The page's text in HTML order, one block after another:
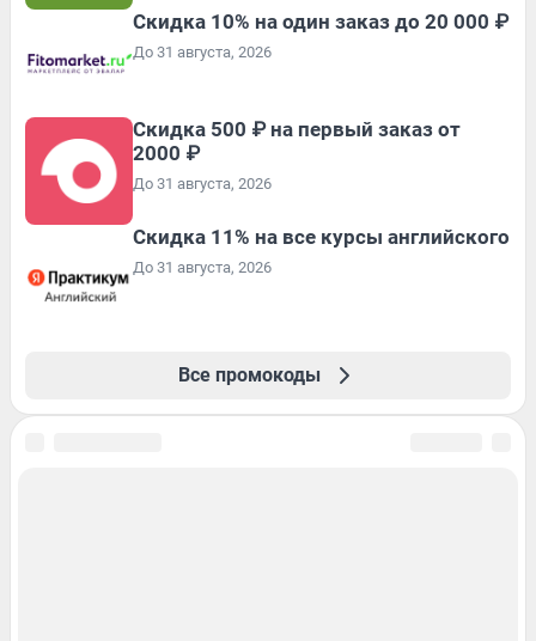
Скидка 10% на один заказ до 20 000 ₽
До 31 августа, 2026
Скидка 500 ₽ на первый заказ от
2000 ₽
До 31 августа, 2026
Скидка 11% на все курсы английского
До 31 августа, 2026
Все промокоды